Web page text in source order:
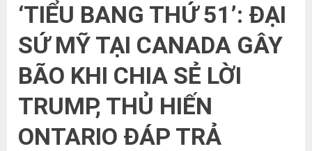
‘TIỂU BANG THỨ 51’: ĐẠI
SỨ MỸ TẠI CANADA GÂY
BÃO KHI CHIA SẺ LỜI
TRUMP, THỦ HIẾN
ONTARIO ĐÁP TRẢ